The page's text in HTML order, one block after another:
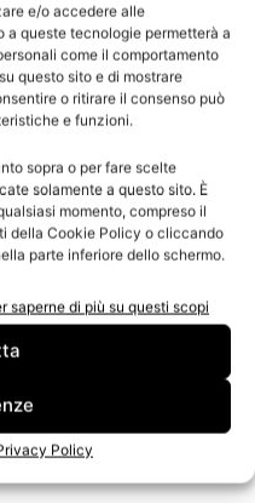
e/o accedere alle
a queste tecnologie permetterà a
come il comportamento
questo sito e di mostrare
o ritirare il consenso può
e funzioni.
sopra o per fare scelte
solamente a questo sito. È
momento, compreso il
della Cookie Policy o cliccando
parte inferiore dello schermo.
saperne di più su questi scopi
Policy
2026 n.1 - Marzo 2026